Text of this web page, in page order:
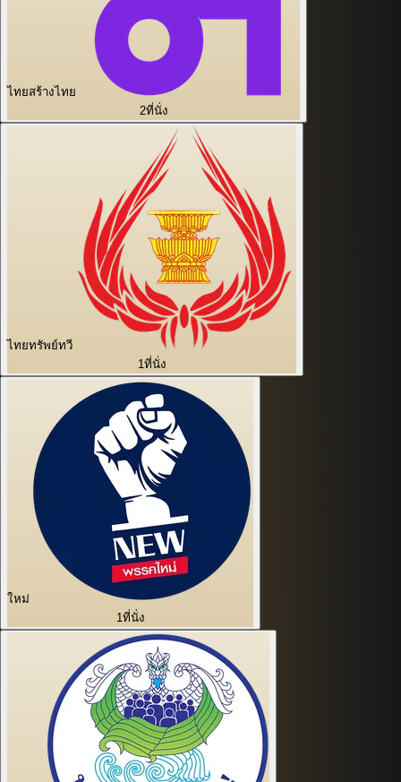
ไทยสร้างไทย
2ที่นั่ง
ไทยทรัพย์ทวี
1ที่นั่ง
ใหม่
1ที่นั่ง